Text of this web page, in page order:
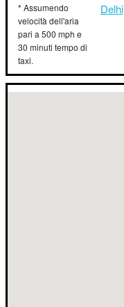
* Assumendo
velocità dell'aria
pari a 500 mph e
30 minuti tempo di
taxi.
Delhi